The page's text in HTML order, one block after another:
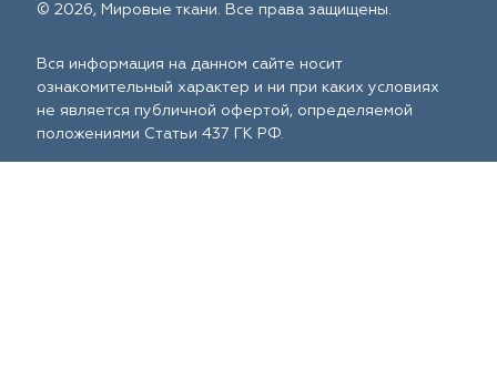
© 2026, Мировые ткани. Все права защищены.
Вся информация на данном сайте носит
ознакомительный характер и ни при каких условиях
не является публичной офертой, определяемой
положениями Статьи 437 ГК РФ.